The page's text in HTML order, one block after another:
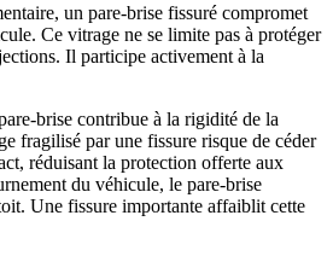
un pare-brise fissuré compromet
Ce vitrage ne se limite pas à protéger
Il participe activement à la
brise contribue à la rigidité de la
fragilisé par une fissure risque de céder
réduisant la protection offerte aux
du véhicule, le pare-brise
Une fissure importante affaiblit cette